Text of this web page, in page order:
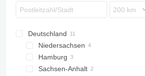
Deutschland
Niedersachsen
Hannover
Meppen
Hamburg
Hamburg
Sachsen-Anhalt